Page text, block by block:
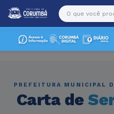
PREFEITURA MUNICIPAL
Carta de